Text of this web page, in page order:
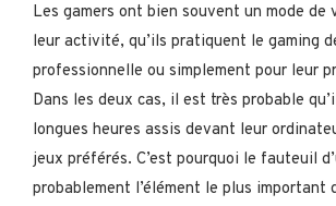
Les gamers ont bien souvent un mode
leur activité, qu’ils pratiquent le gaming
professionnelle ou simplement pour leur
Dans les deux cas, il est très probable
longues heures assis devant leur
jeux préférés. C’est pourquoi le fauteuil
probablement l’élément le plus important